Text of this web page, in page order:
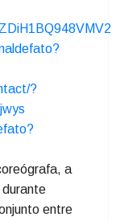
destinados
?